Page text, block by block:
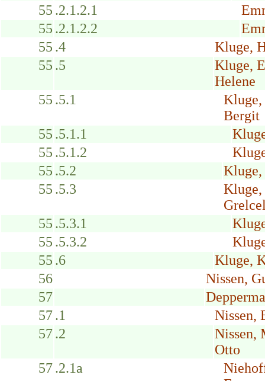
55 .2.1.2.1
55 .2.1.2.2
55 .4
Kluge,
55 .5
Kluge,
Helene
55 .5.1
Bergit
55 .5.1.1
55 .5.1.2
55 .5.2
55 .5.3
55 .5.3.1
55 .5.3.2
55 .6
Kluge,
56
Nissen,
57
57.1
Nissen,
57.2
Nissen,
Otto
57.2.1a